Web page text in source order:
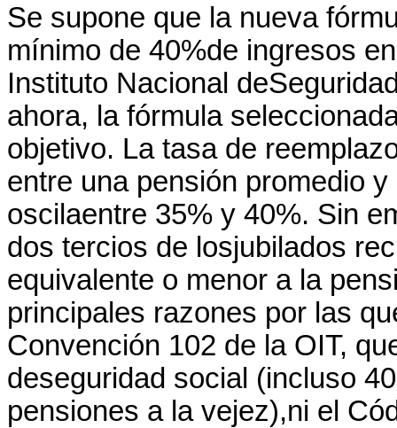
Se supone que la nueva
mínimo de 40%de ingresos
Instituto Nacional
ahora, la fórmula
objetivo. La tasa de
entre una pensión promedio
oscilaentre 35% y 40%. Sin
dos tercios de losjubilados
equivalente o menor a la
principales razones por las
Convención 102 de la OIT,
deseguridad social (incluso
pensiones a la vejez),ni el